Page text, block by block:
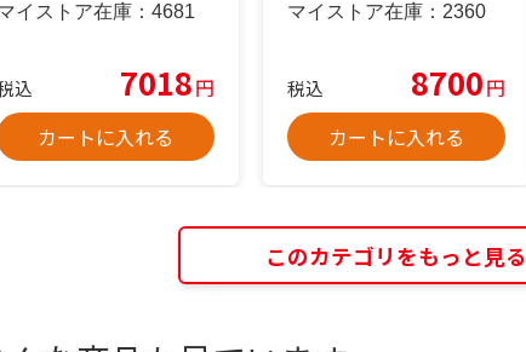
イストア在庫： 4681
込 7018円
カートに入れる
マイストア在庫： 2360
税込 8700円
カートに入れる
このカテゴリをもっと見る